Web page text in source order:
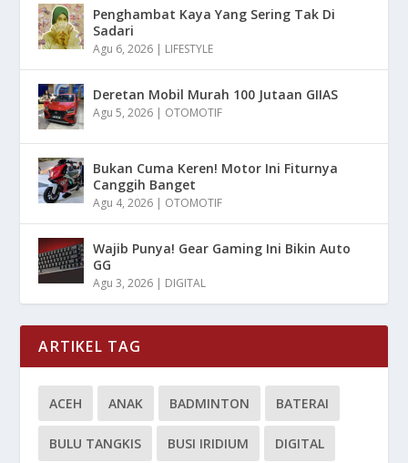
Penghambat Kaya Yang Sering Tak Di
Sadari
Agu 6, 2026 | LIFESTYLE
Deretan Mobil Murah 100 Jutaan GIIAS
Agu 5, 2026 | OTOMOTIF
Bukan Cuma Keren! Motor Ini Fiturnya
Canggih Banget
Agu 4, 2026 | OTOMOTIF
Wajib Punya! Gear Gaming Ini Bikin Auto
GG
Agu 3, 2026 | DIGITAL
ARTIKEL TAG
ACEH ANAK BADMINTON BATERAI
BULU TANGKIS BUSI IRIDIUM DIGITAL